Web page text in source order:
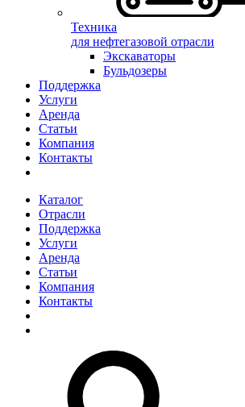
Техника
для нефтегазовой отрасли
Экскаваторы
Бульдозеры
Поддержка
Услуги
Аренда
Статьи
Компания
Контакты
Каталог
Отрасли
Поддержка
Услуги
Аренда
Статьи
Компания
Контакты